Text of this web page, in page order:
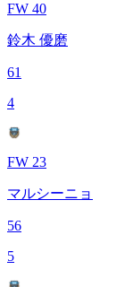
FW 40
鈴木 優磨
61
4
FW 23
マルシーニョ
56
5